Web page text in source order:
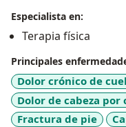
de ética y equidad en
puntualidad,
los usuarios
Especialista en:
Terapia física
Principales
Dolor crónico de
Dolor de cabeza
Fractura de pie